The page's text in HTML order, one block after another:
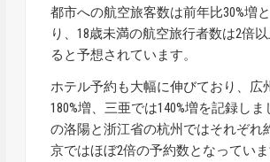
都市への航空旅客数は前年比30%増
り、18歳未満の航空旅行者数は2倍
ると予想されています。
ホテル予約も大幅に伸びており、広
180%増、三亜では140%増を記録し
の洛陽と浙江省の杭州ではそれぞれ
京ではほぼ2倍の予約数となっていま